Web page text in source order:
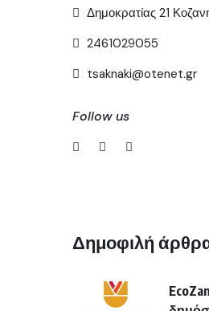
Δημοκρατίας 21
2461029055
tsaknaki@otenet.gr
Follow us
Δημοφιλή